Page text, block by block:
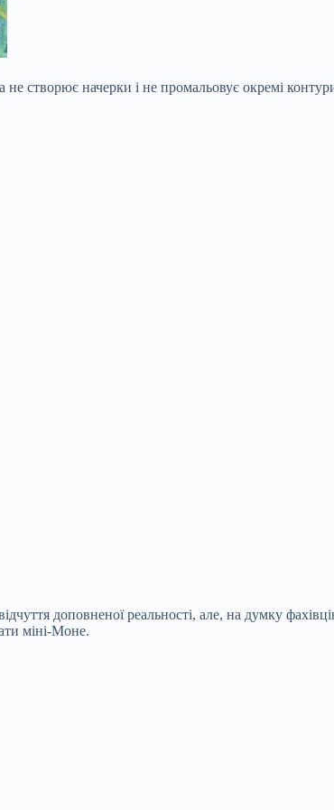
створює начерки і не промальовує окремі
доповненої реальності, але, на думку
міні-Моне.